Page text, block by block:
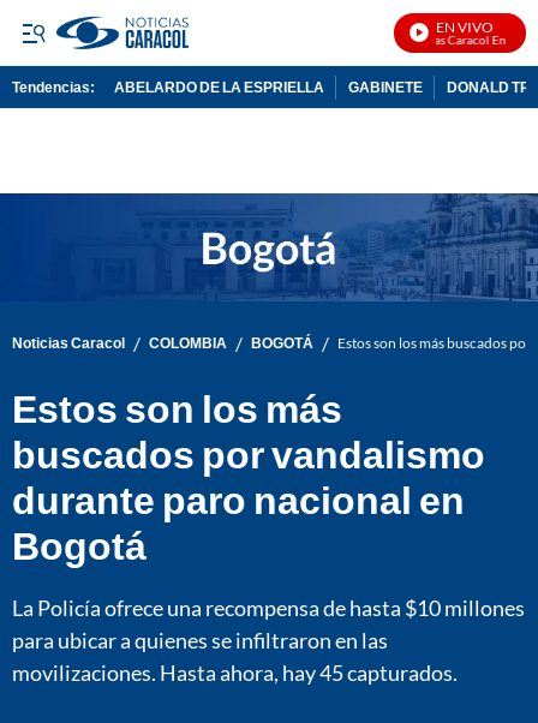
EN VIVO
Noticias Caracol En Vivo
Tendencias: ABELARDO DE LA ESPRIELLA GABINETE DONALD
Noticias Caracol / COLOMBIA / BOGOTÁ / Estos son los más buscados
Estos son los más
buscados por vandalismo
durante paro nacional en
Bogotá
La Policía ofrece una recompensa de hasta $10 millones
para ubicar a quienes se infiltraron en las
movilizaciones. Hasta ahora, hay 45 capturados.